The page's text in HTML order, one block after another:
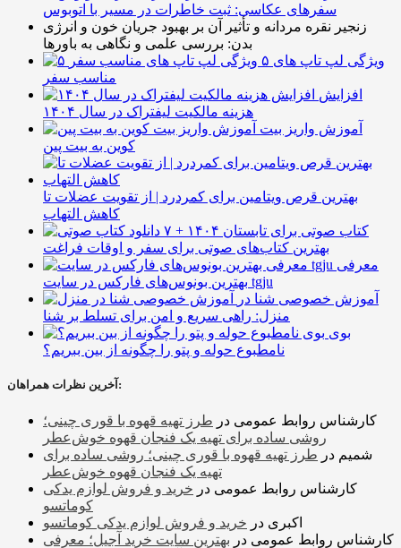
سفرهای عکاسی: ثبت خاطرات در مسیر با اتوبوس
زنجیر نقره مردانه و تأثیر آن بر بهبود جریان خون و انرژی
بدن: بررسی علمی و نگاهی به باورها
۵ ویژگی لپ تاپ های
مناسب سفر
افزایش
هزینه مالکیت لیفتراک در سال ۱۴۰۴
آموزش واریز بیت
کوین به بیت پین
بهترین قرص ویتامین برای کمردرد | از تقویت عضلات تا
کاهش التهاب
۷ کتاب صوتی برای تابستان ۱۴۰۴ +
بهترین کتاب‌های صوتی برای سفر و اوقات فراغت
معرفی
بهترین بونوس‌های فارکس در سایت tgju
آموزش خصوصی شنا در
منزل: راهی سریع و امن برای تسلط بر شنا
بوی
نامطبوع حوله و پتو را چگونه از بین ببریم؟
آخرین نظرات همراهان:
کارشناس روابط عمومی در طرز تهیه قهوه با قوری چینی؛
روشی ساده برای تهیه یک فنجان قهوه خوش‌عطر
شمیم در طرز تهیه قهوه با قوری چینی؛ روشی ساده برای
تهیه یک فنجان قهوه خوش‌عطر
کارشناس روابط عمومی در خرید و فروش لوازم یدکی
کوماتسو
اکبری در خرید و فروش لوازم یدکی کوماتسو
کارشناس روابط عمومی در بهترین سایت خرید آجیل؛ معرفی